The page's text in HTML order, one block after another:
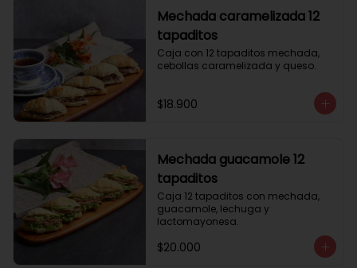
Mechada caramelizada 12
tapaditos
Caja con 12 tapaditos mechada,
cebollas caramelizada y queso.
$18.900
Mechada guacamole 12
tapaditos
Caja 12 tapaditos con mechada,
guacamole, lechuga y
lactomayonesa.
$20.000